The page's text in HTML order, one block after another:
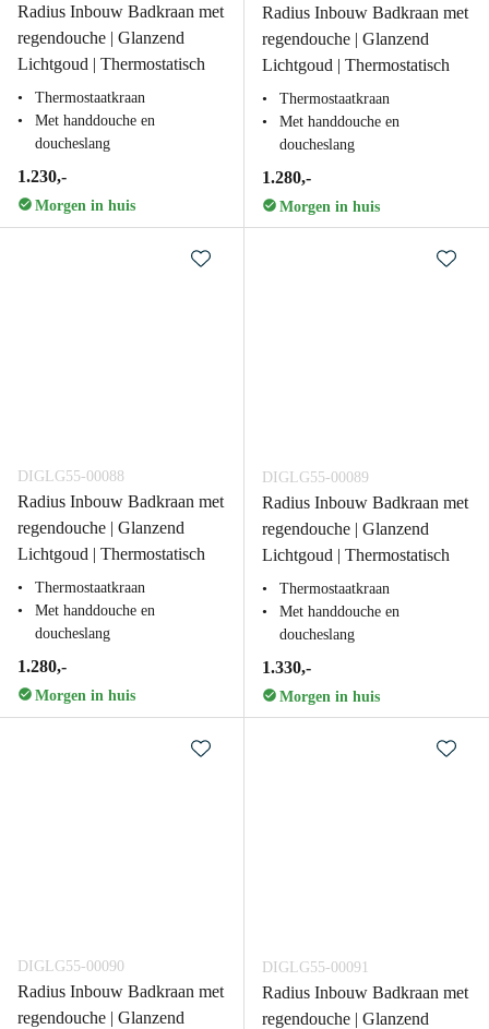
Radius Inbouw Badkraan met
regendouche | Glanzend
Lichtgoud | Thermostatisch
Thermostaatkraan
Met handdouche en
doucheslang
1.230,-
Morgen in huis
Radius Inbouw Badkraan met
regendouche | Glanzend
Lichtgoud | Thermostatisch
Thermostaatkraan
Met handdouche en
doucheslang
1.280,-
Morgen in huis
DIGLG55-00088
Radius Inbouw Badkraan met
regendouche | Glanzend
Lichtgoud | Thermostatisch
Thermostaatkraan
Met handdouche en
doucheslang
1.280,-
Morgen in huis
DIGLG55-00089
Radius Inbouw Badkraan met
regendouche | Glanzend
Lichtgoud | Thermostatisch
Thermostaatkraan
Met handdouche en
doucheslang
1.330,-
Morgen in huis
DIGLG55-00090
Radius Inbouw Badkraan met
regendouche | Glanzend
DIGLG55-00091
Radius Inbouw Badkraan met
regendouche | Glanzend